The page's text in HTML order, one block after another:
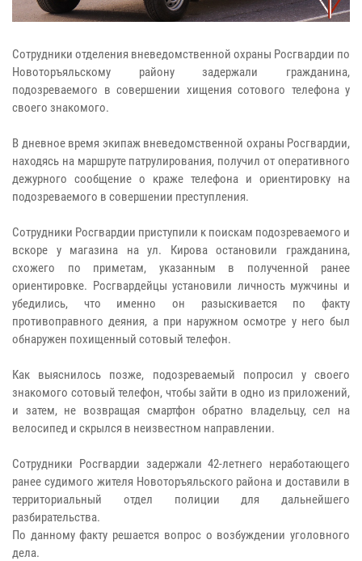
Сотрудники отделения вневедомственной охраны Росгвардии по
Новоторъяльскому району задержали гражданина,
подозреваемого в совершении хищения сотового телефона у
своего знакомого.
В дневное время экипаж вневедомственной охраны Росгвардии,
находясь на маршруте патрулирования, получил от оперативного
дежурного сообщение о краже телефона и ориентировку на
подозреваемого в совершении преступления.
Сотрудники Росгвардии приступили к поискам подозреваемого и
вскоре у магазина на ул. Кирова остановили гражданина,
схожего по приметам, указанным в полученной ранее
ориентировке. Росгвардейцы установили личность мужчины и
убедились, что именно он разыскивается по факту
противоправного деяния, а при наружном осмотре у него был
обнаружен похищенный сотовый телефон.
Как выяснилось позже, подозреваемый попросил у своего
знакомого сотовый телефон, чтобы зайти в одно из приложений,
и затем, не возвращая смартфон обратно владельцу, сел на
велосипед и скрылся в неизвестном направлении.
Сотрудники Росгвардии задержали 42-летнего неработающего
ранее судимого жителя Новоторъяльского района и доставили в
территориальный отдел полиции для дальнейшего
разбирательства.
По данному факту решается вопрос о возбуждении уголовного
дела.